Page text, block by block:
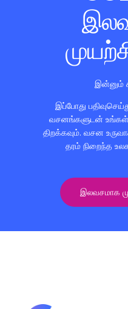
இன்னும்
இப்போது
வசனங்களுடன்
திறக்கவும். வசன
தரம் நிறைந்த
இலவசமாக